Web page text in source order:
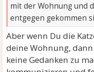
mit der Wohnung und
entgegen gekommen
Aber wenn Du die
deine Wohnung,
keine Gedanken zu